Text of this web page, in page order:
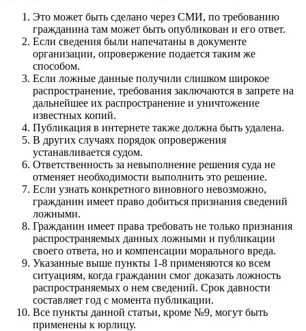
Это может быть сделано через СМИ, по требованию
гражданина там может быть опубликован и его ответ.
Если сведения были напечатаны в документе
организации, опровержение подается таким же
способом.
Если ложные данные получили слишком широкое
распространение, требования заключаются в запрете на
дальнейшее их распространение и уничтожение
известных копий.
Публикация в интернете также должна быть удалена.
В других случаях порядок опровержения
устанавливается судом.
Ответственность за невыполнение решения суда не
отменяет необходимости выполнить это решение.
Если узнать конкретного виновного невозможно,
гражданин имеет право добиться признания сведений
ложными.
Гражданин имеет права требовать не только признания
распространяемых данных ложными и публикации
своего ответа, но и компенсации морального вреда.
Указанные выше пункты 1-8 применяются ко всем
ситуациям, когда гражданин смог доказать ложность
распространяемых о нем сведений. Срок давности
составляет год с момента публикации.
Все пункты данной статьи, кроме №9, могут быть
применены к юрлицу.